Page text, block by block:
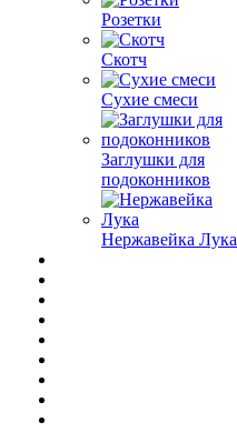
Розетки
Скотч
Сухие смеси
Заглушки для
подоконников
Нержавейка Лука